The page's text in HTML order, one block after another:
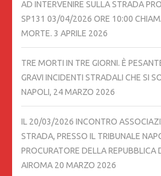
AD INTERVENIRE SULLA STRADA
SP131 03/04/2026 ORE 10:00
MORTE. 3 APRILE 2026
TRE MORTI IN TRE GIORNI. È
GRAVI INCIDENTI STRADALI CHE SI
NAPOLI, 24 MARZO 2026
IL 20/03/2026 INCONTRO
STRADA, PRESSO IL TRIBUNALE
PROCURATORE DELLA
AIROMA 20 MARZO 2026